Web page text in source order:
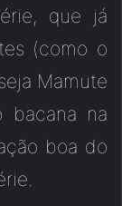
que já
(como o
Mamute
bacana na
boa do